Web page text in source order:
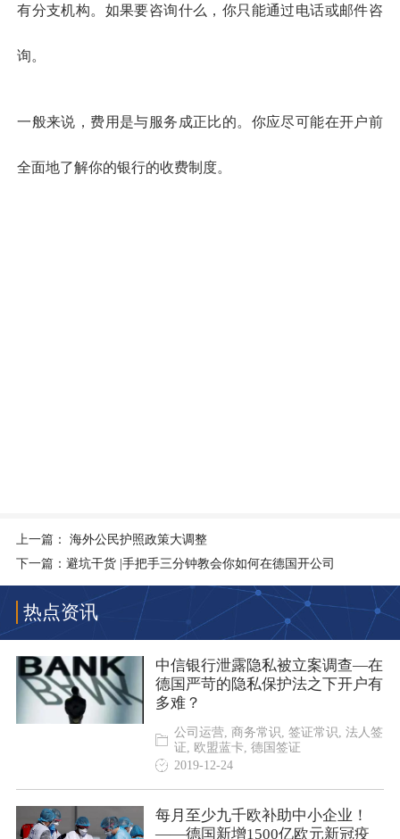
有分支机构。如果要咨询什么，你只能通过电话或邮件咨
询。
一般来说，费用是与服务成正比的。你应尽可能在开户前
全面地了解你的银行的收费制度。
上一篇： 海外公民护照政策大调整
下一篇： 避坑干货 |手把手三分钟教会你如何在德国开公司
热点资讯
中信银行泄露隐私被立案调查—在
德国严苛的隐私保护法之下开户有
多难？
公司运营, 商务常识, 签证常识, 法人签
证, 欧盟蓝卡, 德国签证
2019-12-24
每月至少九千欧补助中小企业！
——德国新增1500亿欧元新冠疫